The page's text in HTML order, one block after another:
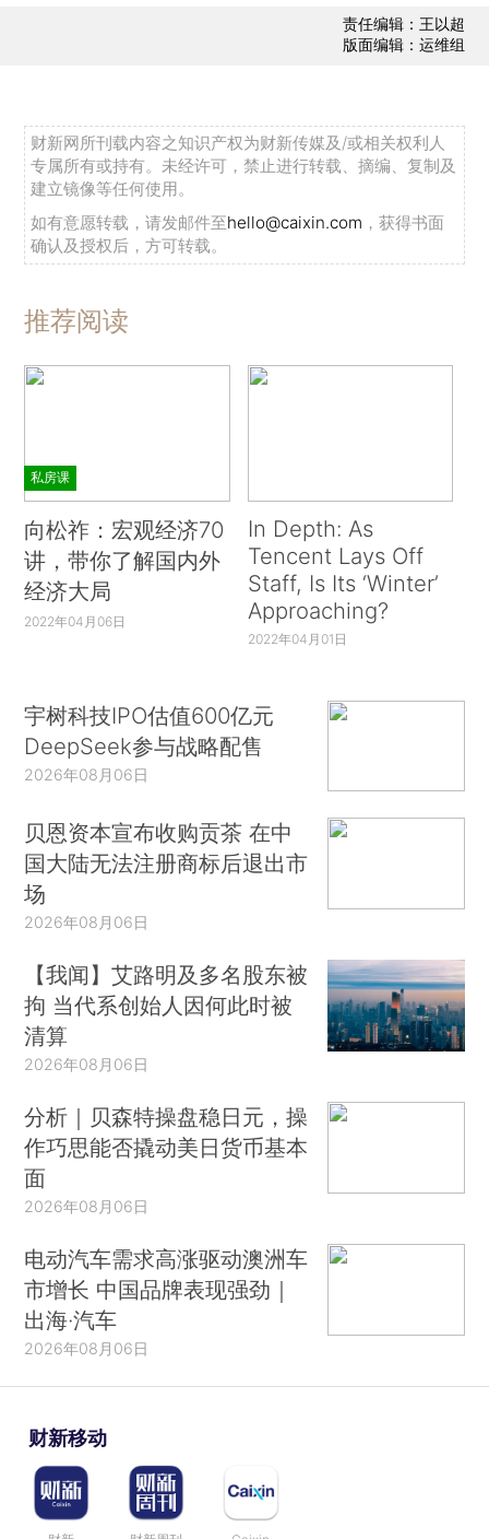
责任编辑：王以超
版面编辑：运维组
财新网所刊载内容之知识产权为财新传媒及/或相关权利人
专属所有或持有。未经许可，禁止进行转载、摘编、复制及
建立镜像等任何使用。
如有意愿转载，请发邮件至hello@caixin.com ，获得书面
确认及授权后，方可转载。
推荐阅读
私房课
向松祚：宏观经济70
讲，带你了解国内外
经济大局
2022年04月06日
In Depth: As
Tencent Lays Off
Staff, Is Its ‘Winter’
Approaching?
2022年04月01日
宇树科技IPO估值600亿元
DeepSeek参与战略配售
2026年08月06日
贝恩资本宣布收购贡茶 在中
国大陆无法注册商标后退出市
场
2026年08月06日
【我闻】艾路明及多名股东被
拘 当代系创始人因何此时被
清算
2026年08月06日
分析｜贝森特操盘稳日元，操
作巧思能否撬动美日货币基本
面
2026年08月06日
电动汽车需求高涨驱动澳洲车
市增长 中国品牌表现强劲｜
出海·汽车
2026年08月06日
财新移动